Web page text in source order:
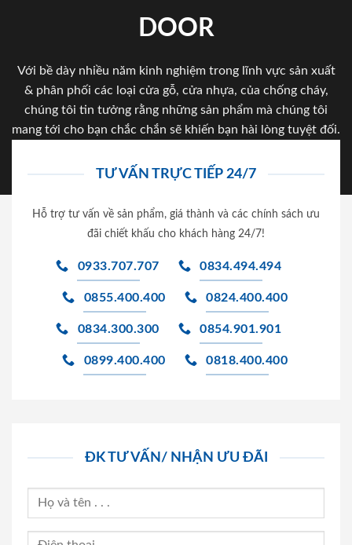
DOOR
Với bề dày nhiều năm kinh nghiệm trong lĩnh vực sản xuất
& phân phối các loại cửa gỗ, cửa nhựa, của chống cháy,
chúng tôi tin tưởng rằng những sản phẩm mà chúng tôi
mang tới cho bạn chắc chắn sẽ khiến bạn hài lòng tuyệt đối.
TƯ VẤN TRỰC TIẾP 24/7
Hỗ trợ tư vấn về sản phẩm, giá thành và các chính sách ưu
đãi chiết khấu cho khách hàng 24/7!
0933.707.707 0834.494.494
0855.400.400 0824.400.400
0834.300.300 0854.901.901
0899.400.400 0818.400.400
ĐK TƯ VẤN/ NHẬN ƯU ĐÃI